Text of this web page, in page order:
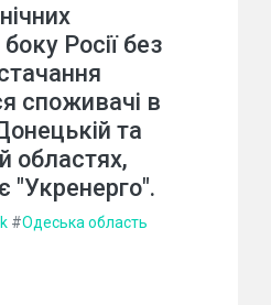
боку Росії без
споживачі в
та
областях,
"Укренерго".
#Одеська область